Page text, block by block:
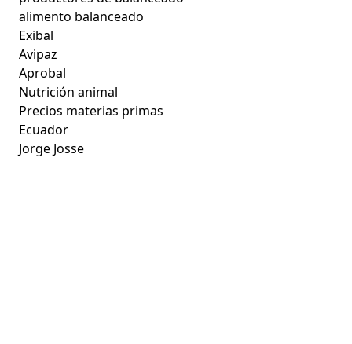
alimento balanceado
Exibal
Avipaz
Aprobal
Nutrición animal
Precios materias primas
Ecuador
Jorge Josse